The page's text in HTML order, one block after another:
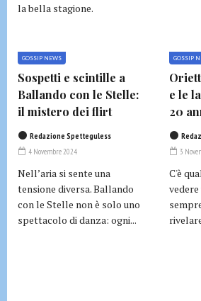
la bella stagione.
GOSSIP NEWS
Sospetti e scintille a
Ballando con le Stelle:
il mistero dei flirt
Redazione Spetteguless
4 Novembre 2024
Nell’aria si sente una
tensione diversa. Ballando
con le Stelle non è solo uno
spettacolo di danza: ogni...
GOSSIP
e le
20
3
C'è